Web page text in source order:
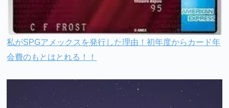
私がSPGアメックスを発行した理由！初年度からカード年
会費のもとはとれる！！